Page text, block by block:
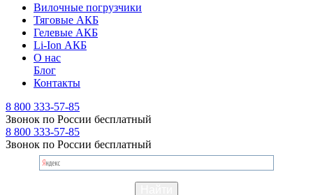
Вилочные погрузчики
Тяговые АКБ
Гелевые АКБ
Li-Ion АКБ
О нас
Блог
Контакты
8 800 333-57-85
Звонок по России бесплатный
8 800 333-57-85
Звонок по России бесплатный